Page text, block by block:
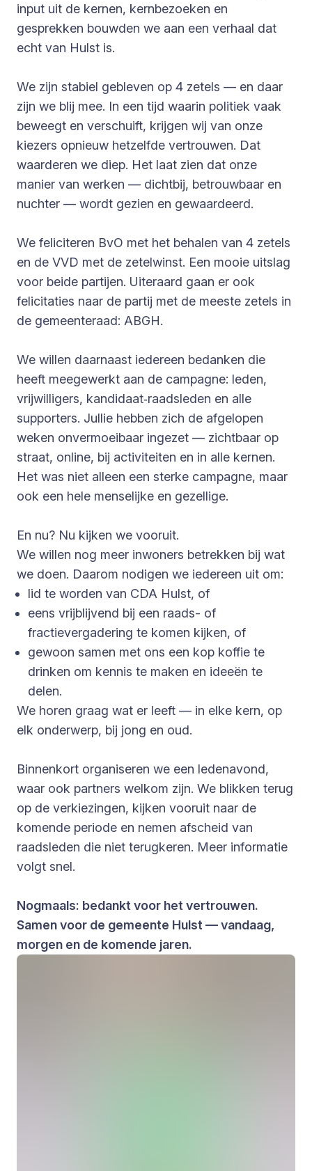
input uit de kernen, kernbezoeken en
gesprekken bouwden we aan een verhaal dat
echt van Hulst is.
We zijn stabiel gebleven op 4 zetels — en daar
zijn we blij mee. In een tijd waarin politiek vaak
beweegt en verschuift, krijgen wij van onze
kiezers opnieuw hetzelfde vertrouwen. Dat
waarderen we diep. Het laat zien dat onze
manier van werken — dichtbij, betrouwbaar en
nuchter — wordt gezien en gewaardeerd.
We feliciteren BvO met het behalen van 4 zetels
en de VVD met de zetelwinst. Een mooie uitslag
voor beide partijen. Uiteraard gaan er ook
felicitaties naar de partij met de meeste zetels in
de gemeenteraad: ABGH.
We willen daarnaast iedereen bedanken die
heeft meegewerkt aan de campagne: leden,
vrijwilligers, kandidaat‑raadsleden en alle
supporters. Jullie hebben zich de afgelopen
weken onvermoeibaar ingezet — zichtbaar op
straat, online, bij activiteiten en in alle kernen.
Het was niet alleen een sterke campagne, maar
ook een hele menselijke en gezellige.
En nu? Nu kijken we vooruit.
We willen nog meer inwoners betrekken bij wat
we doen. Daarom nodigen we iedereen uit om:
lid te worden van CDA Hulst, of
eens vrijblijvend bij een raads- of
fractievergadering te komen kijken, of
gewoon samen met ons een kop koffie te
drinken om kennis te maken en ideeën te
delen.
We horen graag wat er leeft — in elke kern, op
elk onderwerp, bij jong en oud.
Binnenkort organiseren we een ledenavond,
waar ook partners welkom zijn. We blikken terug
op de verkiezingen, kijken vooruit naar de
komende periode en nemen afscheid van
raadsleden die niet terugkeren. Meer informatie
volgt snel.
Nogmaals: bedankt voor het vertrouwen.
Samen voor de gemeente Hulst — vandaag,
morgen en de komende jaren.